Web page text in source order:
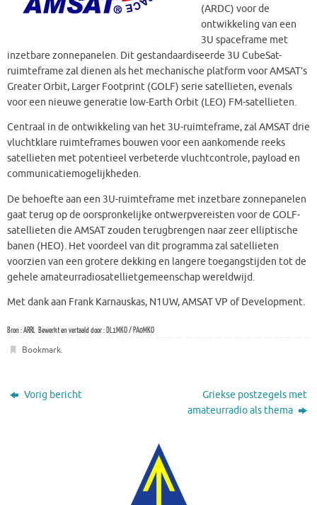
(ARDC) voor de
ontwikkeling van een
3U spaceframe met
inzetbare zonnepanelen. Dit gestandaardiseerde 3U CubeSat-
ruimteframe zal dienen als het mechanische platform voor AMSAT’s
Greater Orbit, Larger Footprint (GOLF) serie satellieten, evenals
voor een nieuwe generatie low-Earth Orbit (LEO) FM-satellieten.
Centraal in de ontwikkeling van het 3U-ruimteframe, zal AMSAT drie
vluchtklare ruimteframes bouwen voor een aankomende reeks
satellieten met potentieel verbeterde vluchtcontrole, payload en
communicatiemogelijkheden.
De behoefte aan een 3U-ruimteframe met inzetbare zonnepanelen
gaat terug op de oorspronkelijke ontwerpvereisten voor de GOLF-
satellieten die AMSAT zouden terugbrengen naar zeer elliptische
banen (HEO). Het voordeel van dit programma zal satellieten
voorzien van een grotere dekking en langere toegangstijden tot de
gehele amateurradiosatellietgemeenschap wereldwijd.
Met dank aan Frank Karnauskas, N1UW, AMSAT VP of Development.
Bron : ARRL Bewerkt en vertaald door : DL1MKO / PA0MKO
Bookmark.
Vorig bericht
Griekse postzegels met
amateurradio als thema